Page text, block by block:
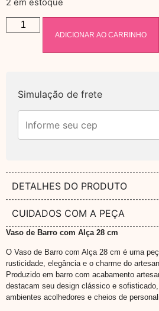
2 em estoque
ADICIONAR AO CARRINHO
Simulação de frete
DETALHES DO PRODUTO
CUIDADOS COM A PEÇA
Vaso de Barro com Alça 28 cm
O Vaso de Barro com Alça 28 cm é uma
rusticidade, elegância e o charme do
Produzido em barro com acabamento
destacam seu design clássico e
ambientes acolhedores e cheios de